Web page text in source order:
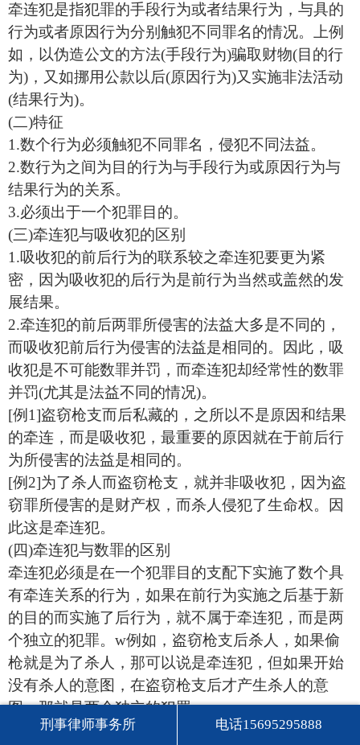
牵连犯是指犯罪的手段行为或者结果行为，与具的
行为或者原因行为分别触犯不同罪名的情况。上例
如，以伪造公文的方法(手段行为)骗取财物(目的行
为)，又如挪用公款以后(原因行为)又实施非法活动
(结果行为)。
(二)特征
1.数个行为必须触犯不同罪名，侵犯不同法益。
2.数行为之间为目的行为与手段行为或原因行为与
结果行为的关系。
3.必须出于一个犯罪目的。
(三)牵连犯与吸收犯的区别
1.吸收犯的前后行为的联系较之牵连犯要更为紧
密，因为吸收犯的后行为是前行为当然或盖然的发
展结果。
2.牵连犯的前后两罪所侵害的法益大多是不同的，
而吸收犯前后行为侵害的法益是相同的。因此，吸
收犯是不可能数罪并罚，而牵连犯却经常性的数罪
并罚(尤其是法益不同的情况)。
[例1]盗窃枪支而后私藏的，之所以不是原因和结果
的牵连，而是吸收犯，最重要的原因就在于前后行
为所侵害的法益是相同的。
[例2]为了杀人而盗窃枪支，就并非吸收犯，因为盗
窃罪所侵害的是财产权，而杀人侵犯了生命权。因
此这是牵连犯。
(四)牵连犯与数罪的区别
牵连犯必须是在一个犯罪目的支配下实施了数个具
有牵连关系的行为，如果在前行为实施之后基于新
的目的而实施了后行为，就不属于牵连犯，而是两
个独立的犯罪。w例如，盗窃枪支后杀人，如果偷
枪就是为了杀人，那可以说是牵连犯，但如果开始
没有杀人的意图，在盗窃枪支后才产生杀人的意
图，那就是两个独立的犯罪。
(五)牵连犯的处理原则
刑事律师事务所 电话15695295888